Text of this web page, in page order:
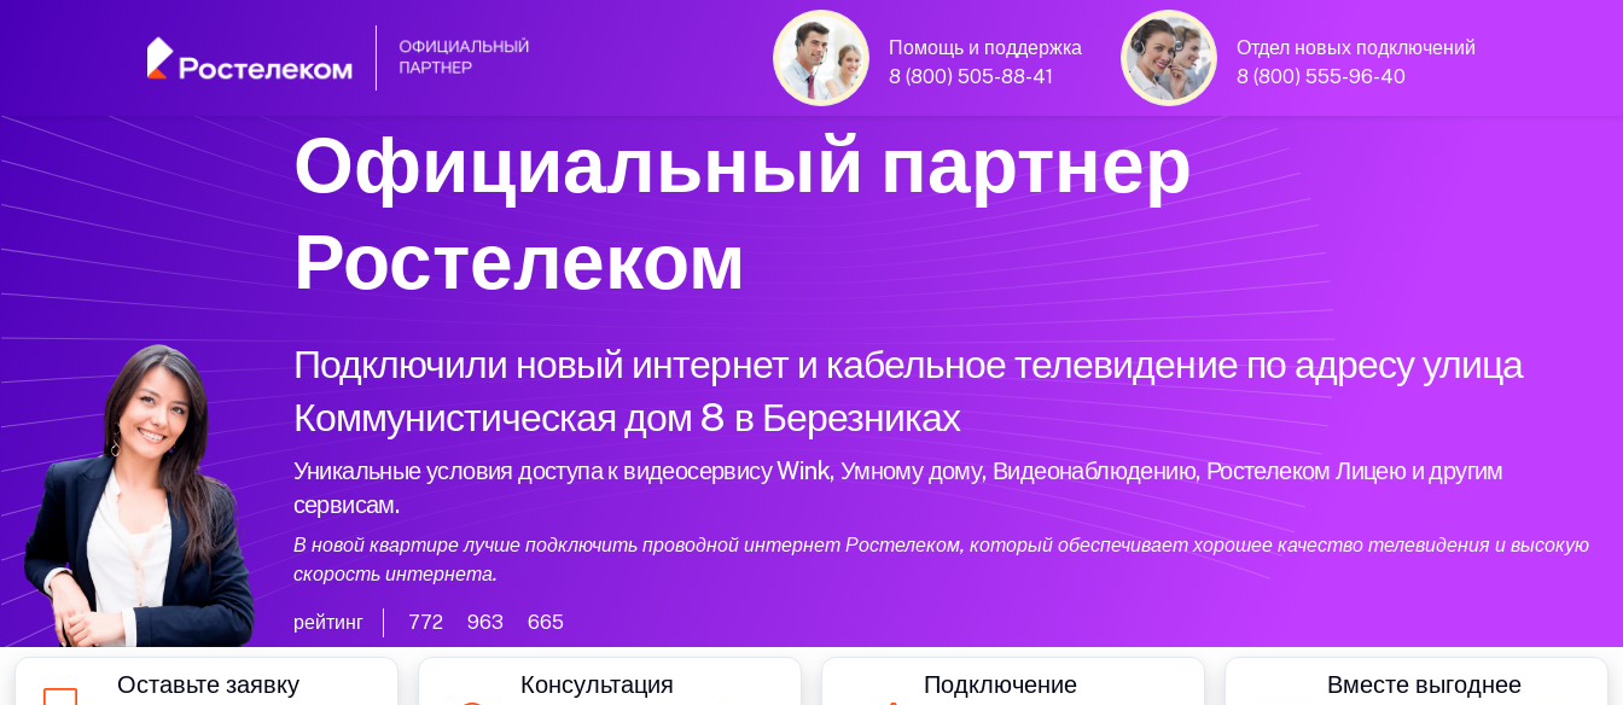
Помощь и поддержка
8 (800) 505-88-41
Отдел новых подключений
8 (800) 555-96-40
Официальный партнер
Ростелеком
Подключили новый интернет и кабельное телевидение по адресу улица
Коммунистическая дом 8 в Березниках
Уникальные условия доступа к видеосервису Wink, Умному дому, Видеонаблюдению, Ростелеком Лицею и другим
сервисам.
В новой квартире лучше подключить проводной интернет Ростелеком, который обеспечивает хорошее качество телевидения и высокую
скорость интернета.
рейтинг 772 963 665
Оставьте заявку Консультация Подключение Вместе выгоднее